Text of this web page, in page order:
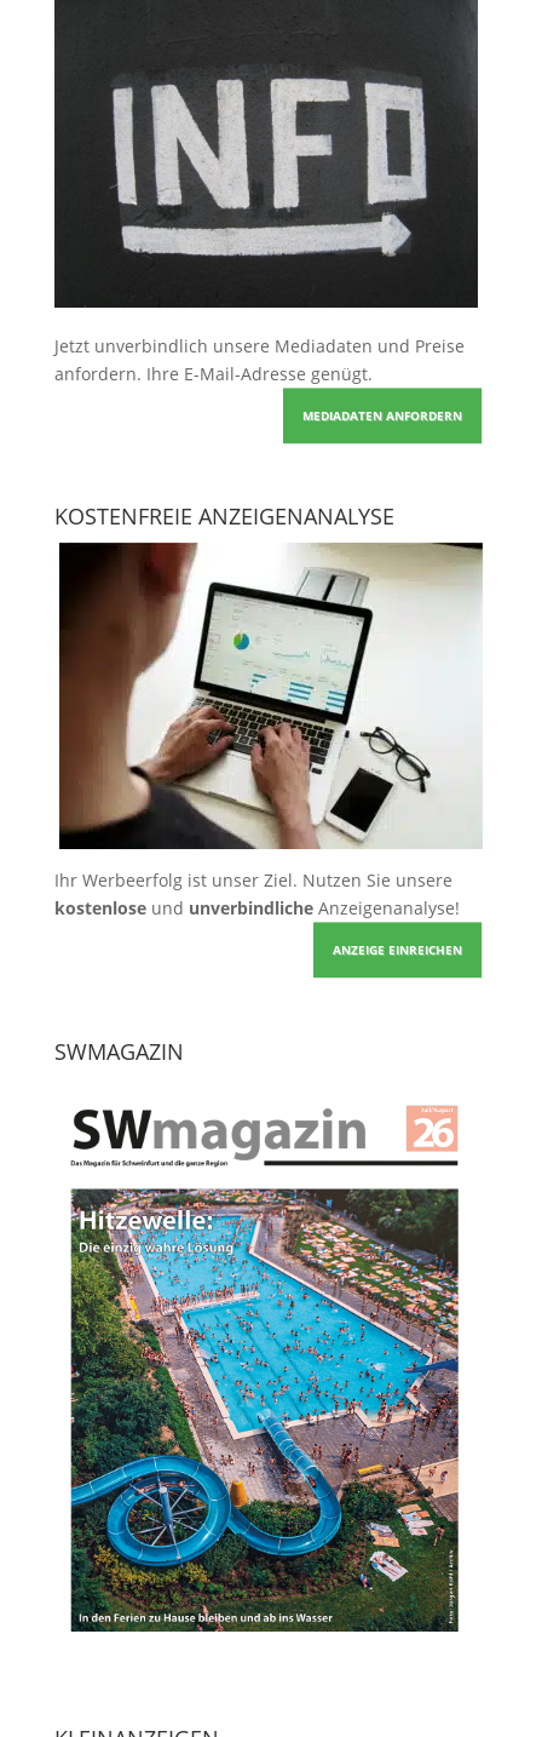
Jetzt unverbindlich unsere Mediadaten und Preise
anfordern. Ihre E-Mail-Adresse genügt.
MEDIADATEN ANFORDERN
KOSTENFREIE ANZEIGENANALYSE
Ihr Werbeerfolg ist unser Ziel. Nutzen Sie unsere
kostenloseund unverbindlicheAnzeigenanalyse!
ANZEIGE EINREICHEN
SWMAGAZIN